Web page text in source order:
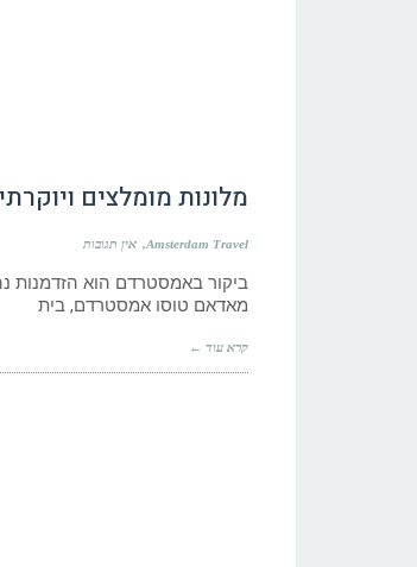
מלונות מומלצים
Amsterdam Travel אין תגובות
ביקור באמסטרדם הוא הזדמנות
מאדאם טוסו אמסטרדם, בית
קרא עוד ←